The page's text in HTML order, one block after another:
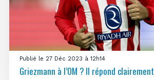
Publié le 27 Déc 2023 à 12h14
Griezmann à l’OM ? Il répond clairement